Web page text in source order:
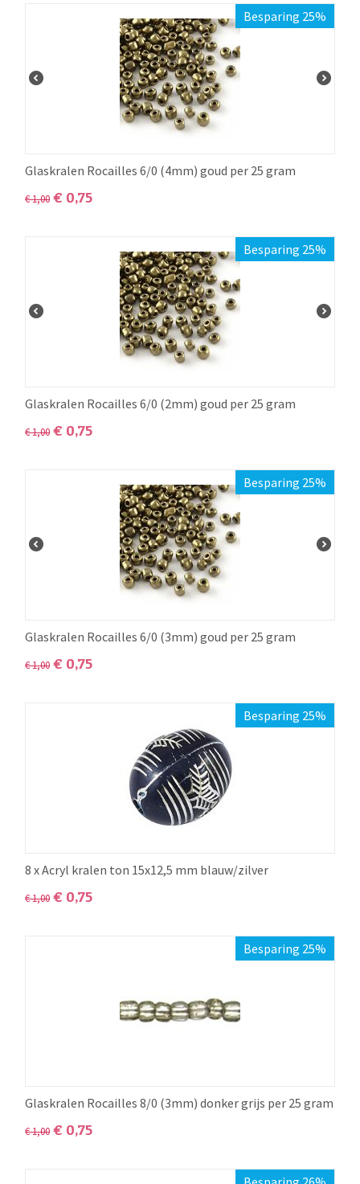
Besparing 25%
Glaskralen Rocailles 6/0 (4mm) goud per 25 gram
€1,00 € 0,75
Besparing 25%
Glaskralen Rocailles 6/0 (2mm) goud per 25 gram
€1,00 € 0,75
Besparing 25%
Glaskralen Rocailles 6/0 (3mm) goud per 25 gram
€1,00 € 0,75
Besparing 25%
8 x Acryl kralen ton 15x12,5 mm blauw/zilver
€1,00 € 0,75
Besparing 25%
Glaskralen Rocailles 8/0 (3mm) donker grijs per 25 gram
€1,00 € 0,75